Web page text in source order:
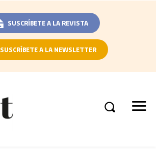
SUSCRÍBETE A LA REVISTA
SUSCRÍBETE A LA NEWSLETTER